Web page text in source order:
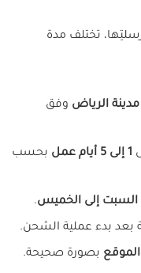
تختلف مدة
الرياض وفق
1 إلى 5 أيام عمل
بحسب
إلى الخميس.
بعد بدء عملية الشحن.
بصورة صحيحة.